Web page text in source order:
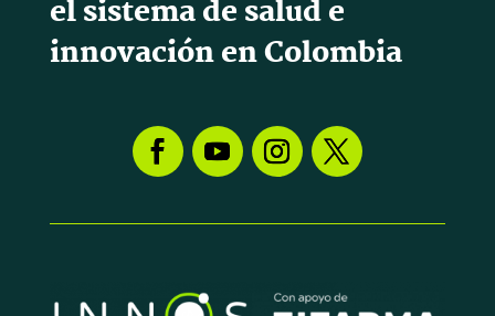
el sistema de salud e
innovación en Colombia